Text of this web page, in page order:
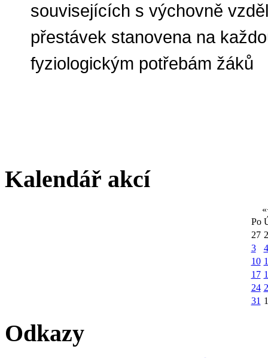
souvisejících s výchovně
přestávek stanovena na
fyziologickým potřebám žáků
Kalendář akcí
«
Po
27
3
4
10
17
24
31 1
Odkazy